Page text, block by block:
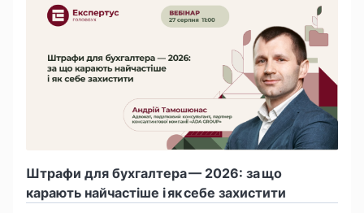
Штрафи для бухгалтера — 2026: за що
карають найчастіше і як себе захистити